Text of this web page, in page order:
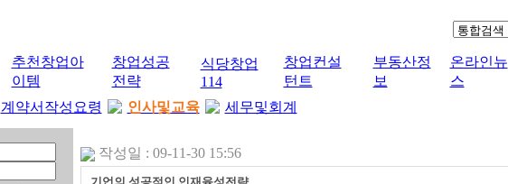
추천창업아
이템
창업성공
전략
식당창업
114
창업컨설
턴트
부동산정
보
온라인뉴
스
계약서작성요령 인사및교육 세무및회계
작성일 : 09-11-30 15:56